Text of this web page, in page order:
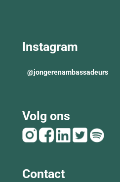
Instagram
@jongerenambassadeurs
Volg ons
Contact